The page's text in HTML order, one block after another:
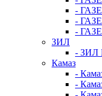
-
-
-
ЗИЛ
- ЗИЛ
Камаз
-
-